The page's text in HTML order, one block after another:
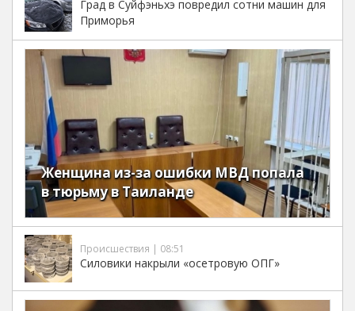
Град в Суйфэньхэ повредил сотни машин для
Приморья
Женщина из-за ошибки МВД попала
в тюрьму в Таиланде
Происшествия | 08:51
Силовики накрыли «осетровую ОПГ»